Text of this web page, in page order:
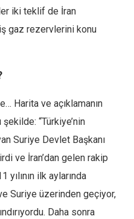
iki teklif de İran
gaz rezervlerini konu
Harita ve açıklamanın
“Türkiye’nin
Suriye Devlet Başkanı
ve İran’dan gelen rakip
ilk aylarında
Suriye üzerinden geçiyor,
Daha sonra